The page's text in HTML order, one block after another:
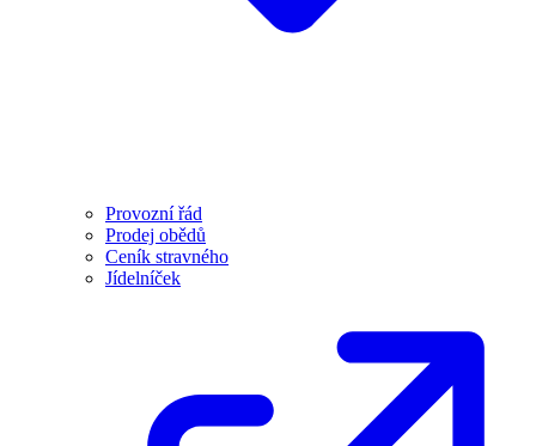
Provozní řád
Prodej obědů
Ceník stravného
Jídelníček